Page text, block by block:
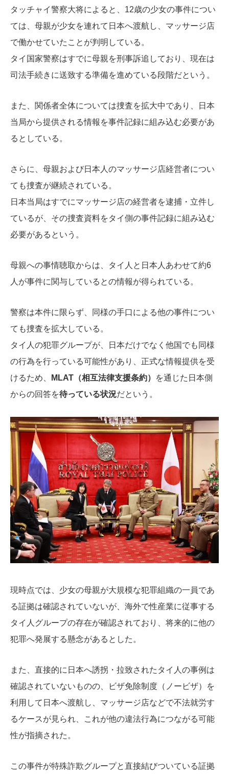
タッチャイ警察大将によると、12歳の少女の事件につい
ては、母親が少女を連れて日本へ渡航し、マッサージ店
で働かせていたことが判明している。
タイ国家警察はすでに母親を刑事訴追しており、現在は
司法手続きに送致する準備を進めている段階だという。
また、関係者全体については捜査を拡大中であり、日本
当局から提供される情報を事件記録に組み込む必要があ
るとしている。
さらに、母親および日本人のマッサージ店経営者につい
ても捜査が継続されている。
日本当局はすでにマッサージ店の経営者を逮捕・立件し
ているが、その捜査資料をタイ側の事件記録に組み込む
必要があるという。
母親への事情聴取からは、タイ人と日本人あわせて約6
人が事件に関与しているとの情報が得られている。
警察は本件に限らず、同様の手口による他の事件につい
ても捜査を拡大している。
タイ人の犯罪グループが、日本だけでなく他国でも同様
の行為を行っている可能性があり、正式な情報提供を受
けるため、
MLAT（相互法律支援条約）
を通じた日本側
からの回答を待っている状況だという。
現時点では、少女の母親が大規模な犯罪組織の一員であ
る証拠は確認されていないが、海外で性産業に従事する
タイ人グループの存在が確認されており、将来的に他の
犯罪へ発展する懸念があるとした。
また、直接的に日本へ誘拐・拉致されたタイ人の事例は
確認されていないものの、ビザ免除制度（ノービザ）を
利用して日本へ渡航し、マッサージ店などで不法就労す
るケースが見られ、これが他の違法行為につながる可能
性が指摘された。
この事件が特殊詐欺グループと直接結びついている証拠